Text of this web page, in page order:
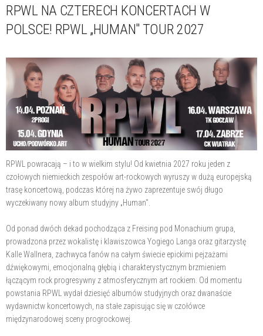
RPWL NA CZTERECH KONCERTACH W
POLSCE! RPWL „HUMAN" TOUR 2027
RPWL powracają – i to w wielkim stylu! Od kwietnia 2027 roku jeden z
czołowych niemieckich zespołów art-rockowych wyruszy w dużą europejską
trasę koncertową, podczas której na żywo zaprezentuje swój długo
wyczekiwany nowy album studyjny „Human".
Od ponad dwóch dekad pochodząca z Freising pod Monachium grupa,
prowadzona przez wokalistę i klawiszowca Yogiego Langa oraz gitarzystę
Kalle Wallnera, zachwyca fanów na całym świecie epickimi pejzażami
dźwiękowymi, emocjonalną głębią i charakterystycznym brzmieniem
łączącym rock progresywny z atmosferycznym art rockiem. Od momentu
powstania RPWL wydał dziesięć albumów studyjnych oraz dwanaście
wydawnictw koncertowych, na stałe zapisując się w czołówce
międzynarodowej sceny progrockowej.